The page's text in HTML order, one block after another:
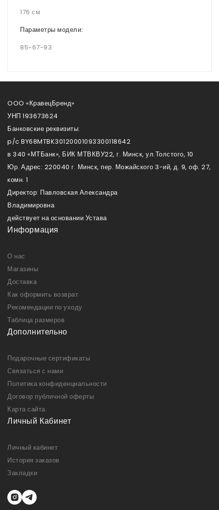
176 см
Параметры модели:
85-67-93
OOO «КравецБренд»
УНП 193673624
Банковские реквизиты:
p/c BY68MTBK30120001093300118642
в 340 «МТБанк», БИК МТВКВУ22, г. Минск, ул.Толстого, 10
Юр. Адрес: 220040 г. Минск, пер. Можайского 3-ий, д. 9, оф. 27,
комн. 1
Директор: Павловская Александра
Владимировна
действует на основании Устава
Информация
О нас
Магазины
Доставка
Как оформить возврат
Рекомендации по уходу
Таблица размеров
Дополнительно
Подарочные сертификаты
Связаться с нами
Политика конфиденциальности
Договор публичной оферты
Карта сайта
Личный Кабинет
Личный кабинет
История заказов
Закладки